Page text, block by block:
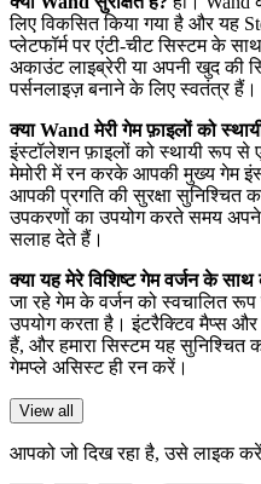
लिए विकसित किया गया है और यह
प्लेटफॉर्म पर एंटी-चीट सिस्टम के
अकाउंट लाइब्रेरी या अपनी खुद की
पर्सनलाइज़ बनाने के लिए स्वतंत्र हैं।
क्या Wand मेरी गेम फ़ाइलों को
इंस्टॉलेशन फ़ाइलों को स्थायी रूप
मेमोरी में रन करके आपकी मुख्य गेम
आपकी प्रगति की सुरक्षा सुनिश्चित
उपकरणों का उपयोग करते समय
सलाह देते हैं।
क्या यह मेरे विशिष्ट गेम वर्जन के साथ
जा रहे गेम के वर्जन को स्वचालित
उपयोग करता है। इंटरैक्टिव मैप्स और
हैं, और हमारा सिस्टम यह
गेमप्ले असिस्ट ही रन करें।
View all
आपको जो दिख रहा है, उसे लाइक